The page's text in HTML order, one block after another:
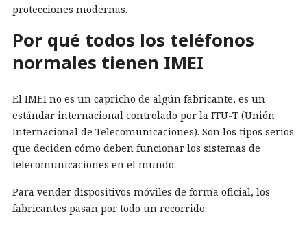
protecciones modernas.
Por qué todos los teléfonos
normales tienen IMEI
El IMEI no es un capricho de algún fabricante, es un
estándar internacional controlado por la ITU-T (Unión
Internacional de Telecomunicaciones). Son los tipos serios
que deciden cómo deben funcionar los sistemas de
telecomunicaciones en el mundo.
Para vender dispositivos móviles de forma oficial, los
fabricantes pasan por todo un recorrido: